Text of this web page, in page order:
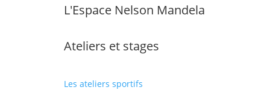
L'Espace Nelson Mandela
Ateliers et stages
Les ateliers sportifs